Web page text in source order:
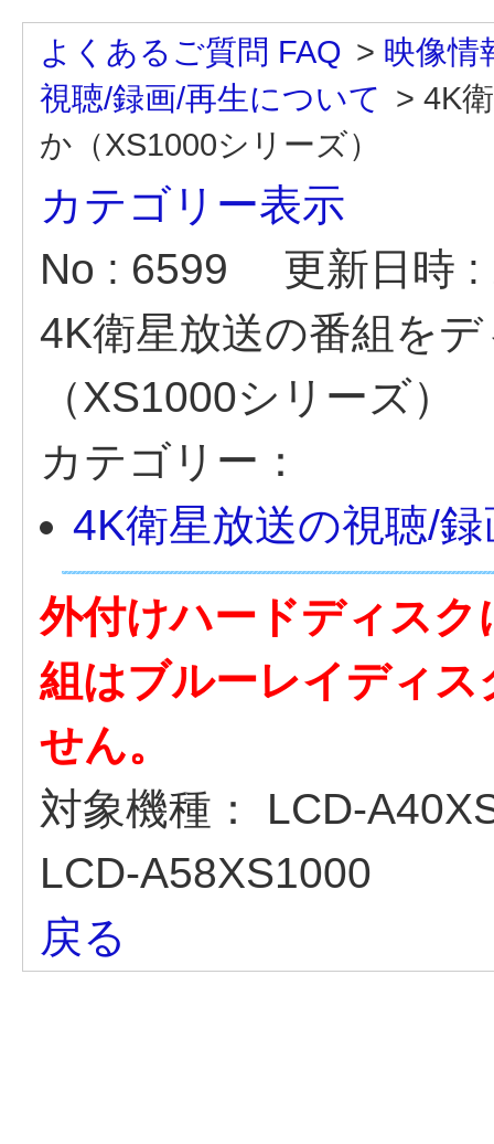
よくあるご質問 FAQ > 映像情
視聴/録画/再生について > 4K
か（XS1000シリーズ）
カテゴリー表示
No : 6599
更新日時
4K衛星放送の番組を
（XS1000シリーズ）
カテゴリー：
4K衛星放送の視聴/
外付けハードディス
組はブルーレイディ
せん。
対象機種：
LCD-
LCD-A58XS1000
戻る